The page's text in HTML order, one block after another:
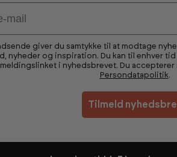
giver du samtykke til at modtage
nyheder og inspiration. Du kan til enhver
i nyhedsbrevet. Du
Persondatapolitik.
Tilmeld